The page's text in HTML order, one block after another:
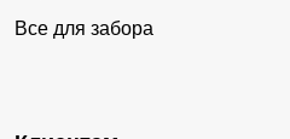
Все для забора